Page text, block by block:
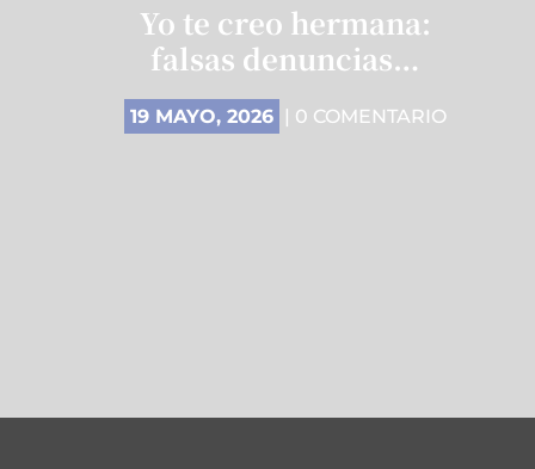
Yo te creo hermana:
falsas denuncias…
19 MAYO, 2026 | 0 COMENTARIO